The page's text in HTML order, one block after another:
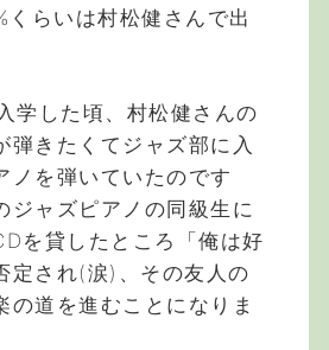
くらいは村松健さんで出
学した頃、村松健さんの
弾きたくてジャズ部に入
ノを弾いていたのです
ジャズピアノの同級生に
を貸したところ「俺は好
定され(涙)、その友人の
の道を進むことになりま